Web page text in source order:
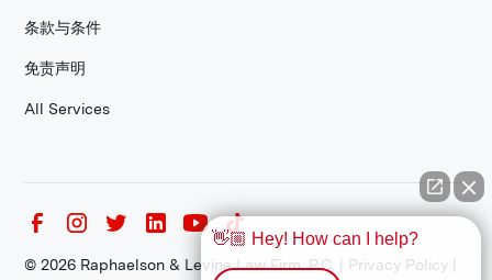
条款与条件
免责声明
All Services
©2026 Raphaelson & Levine Law Firm, P.C. | Privacy Policy
👋🏼 Hey! How can I help?